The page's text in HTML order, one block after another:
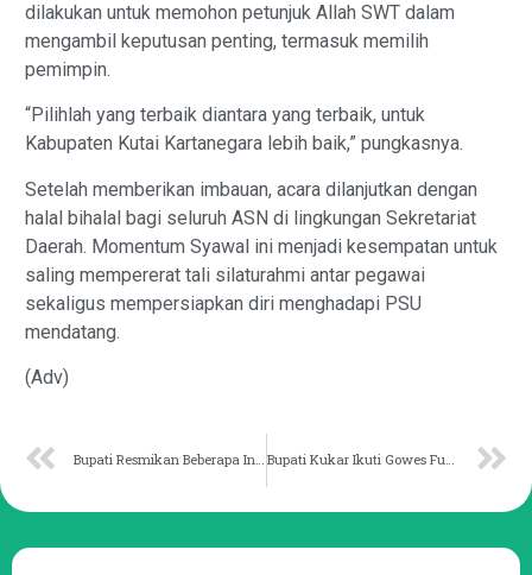
dilakukan untuk memohon petunjuk Allah SWT dalam
mengambil keputusan penting, termasuk memilih
pemimpin.
“Pilihlah yang terbaik diantara yang terbaik, untuk
Kabupaten Kutai Kartanegara lebih baik,” pungkasnya.
Setelah memberikan imbauan, acara dilanjutkan dengan
halal bihalal bagi seluruh ASN di lingkungan Sekretariat
Daerah. Momentum Syawal ini menjadi kesempatan untuk
saling mempererat tali silaturahmi antar pegawai
sekaligus mempersiapkan diri menghadapi PSU
mendatang.
(Adv)
Bupati Resmikan Beberapa Infrastruktur Unikarta, pada Safari Syawal 1446 H Bupati Kukar Ikuti Gowes Fun Kukar Idaman 2025